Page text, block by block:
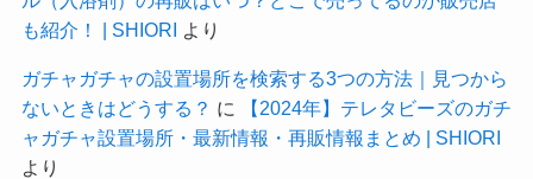
も紹介！ | SHIORI より
ガチャガチャの設置場所を検索する3つの方法｜見つから
ないときはどうする？ に
【2024年】テレタビーズのガチ
ャガチャ設置場所・最新情報・再販情報まとめ | SHIORI
より